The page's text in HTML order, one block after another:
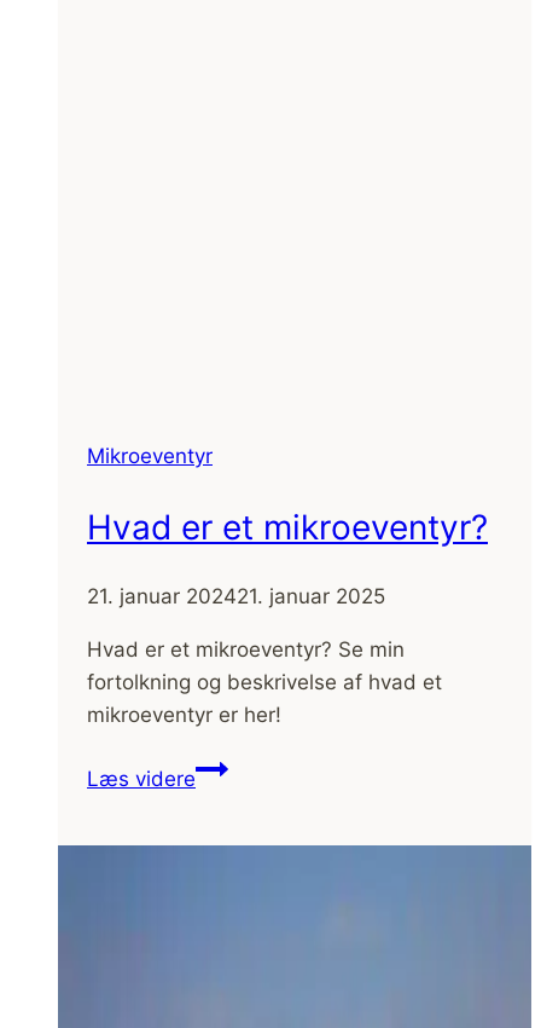
Mikroeventyr
Hvad er et mikroeventyr?
21. januar 202421. januar 2025
Hvad er et mikroeventyr? Se min
fortolkning og beskrivelse af hvad et
mikroeventyr er her!
Læs videreHvad